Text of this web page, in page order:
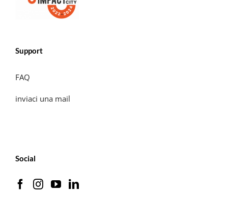
Support
FAQ
inviaci una mail
Social